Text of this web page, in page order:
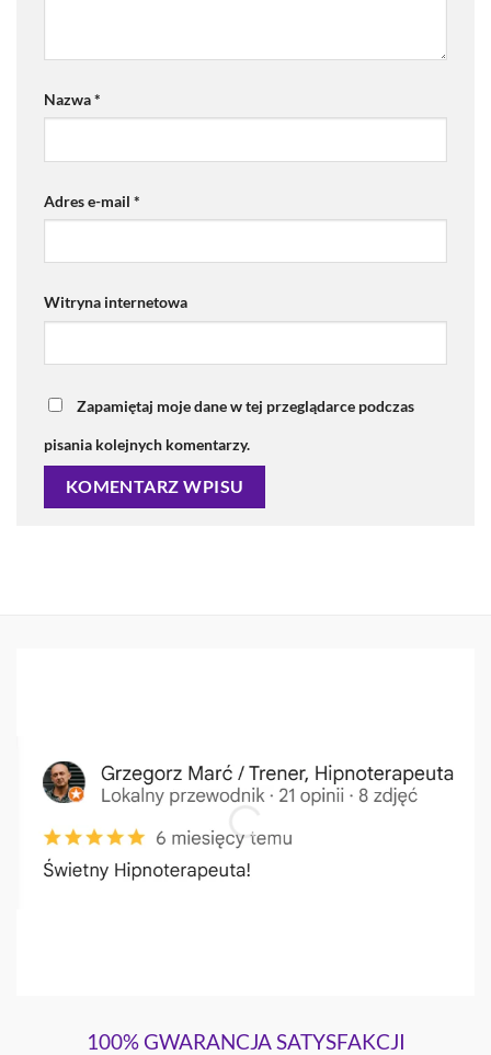
Nazwa*
Adres e-mail *
Witryna internetowa
Zapamiętaj moje dane w tej przeglądarce podczas
pisania kolejnych komentarzy.
100% GWARANCJA SATYSFAKCJI